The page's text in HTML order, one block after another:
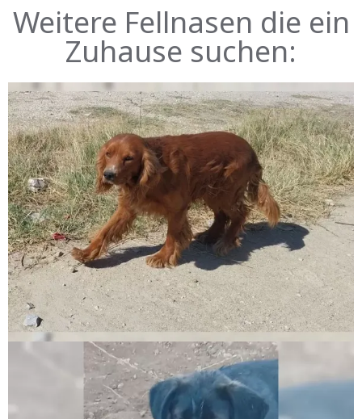
Weitere Fellnasen die ein
Zuhause suchen: